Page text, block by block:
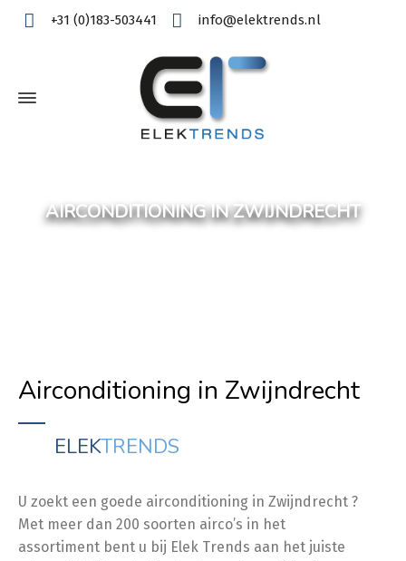
+31 (0)183-503441 info@elektrends.nl
AIRCONDITIONING IN ZWIJNDRECHT
Airconditioning in Zwijndrecht
ELEKTRENDS
U zoekt een goede airconditioning in Zwijndrecht ?
Met meer dan 200 soorten airco’s in het
assortiment bent u bij Elek Trends aan het juiste